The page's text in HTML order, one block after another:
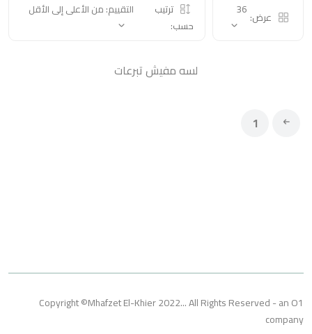
عرض: 36
ترتيب
التقييم: من الأعلى إلى الأقل
لسه مفيش تبرعات
1
Copyright ©Mhafzet El-Khier 2022... All Rights Reserved